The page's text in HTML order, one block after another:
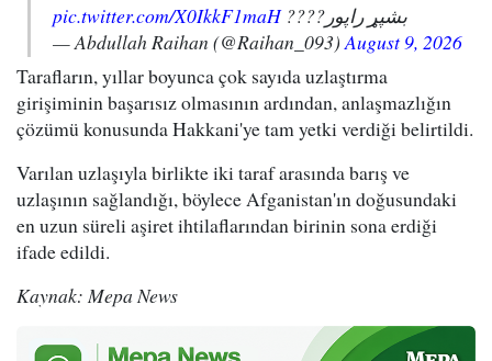
بشپړ راپور????pic.twitter.com/X0IkkF1maH
— Abdullah Raihan (@Raihan_093) August 9, 2026
Tarafların, yıllar boyunca çok sayıda uzlaştırma
girişiminin başarısız olmasının ardından, anlaşmazlığın
çözümü konusunda Hakkani'ye tam yetki verdiği belirtildi.
Varılan uzlaşıyla birlikte iki taraf arasında barış ve
uzlaşının sağlandığı, böylece Afganistan'ın doğusundaki
en uzun süreli aşiret ihtilaflarından birinin sona erdiği
ifade edildi.
Kaynak: Mepa News